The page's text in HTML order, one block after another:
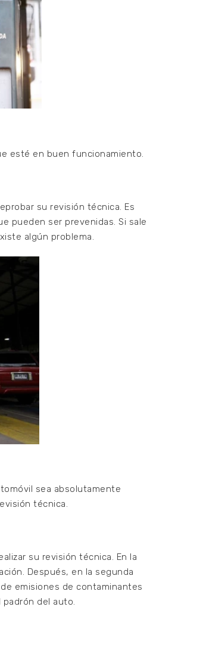
esté en buen funcionamiento.
su revisión técnica. Es
pueden ser prevenidas. Si sale
algún problema.
sea absolutamente
técnica.
su revisión técnica. En la
Después, en la segunda
emisiones de contaminantes
del auto.